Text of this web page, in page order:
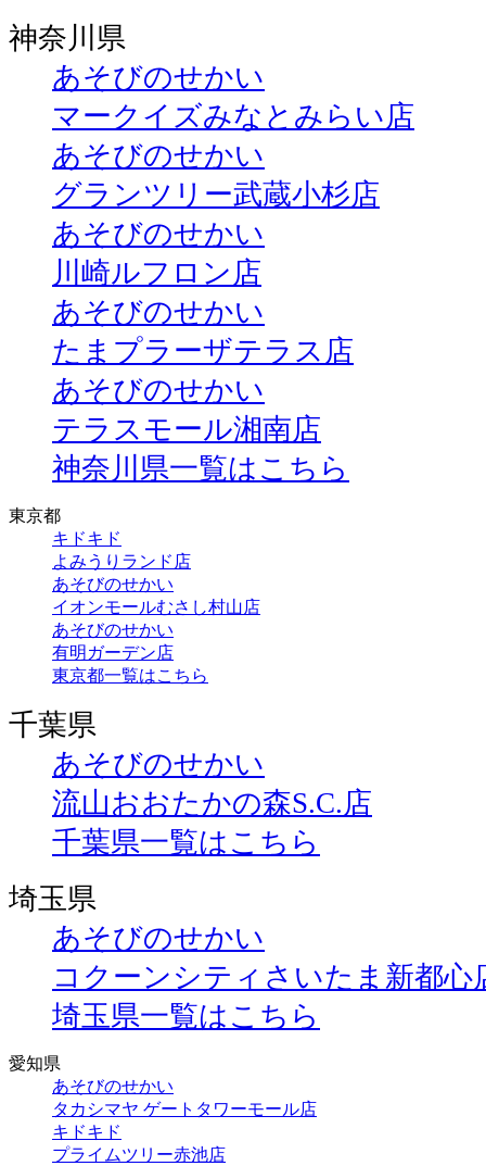
神奈川県
あそびのせかい
マークイズみなとみらい店
あそびのせかい
グランツリー武蔵小杉店
あそびのせかい
川崎ルフロン店
あそびのせかい
たまプラーザテラス店
あそびのせかい
テラスモール湘南店
神奈川県一覧はこちら
東京都
キドキド
よみうりランド店
あそびのせかい
イオンモールむさし村山店
あそびのせかい
有明ガーデン店
東京都一覧はこちら
千葉県
あそびのせかい
流山おおたかの森S.C.店
千葉県一覧はこちら
埼玉県
あそびのせかい
コクーンシティさいたま新都心
埼玉県一覧はこちら
愛知県
あそびのせかい
タカシマヤ ゲートタワーモール店
キドキド
プライムツリー赤池店